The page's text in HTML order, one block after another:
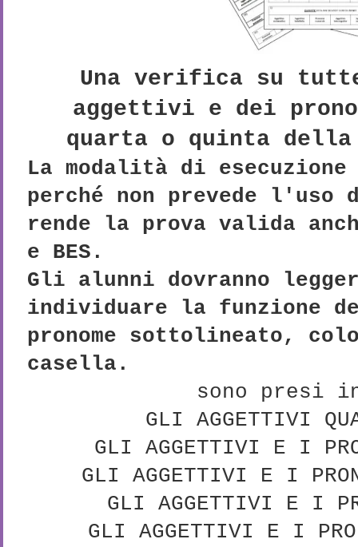
Una verifica su
aggettivi e dei
quarta o quinta
La modalità di
perché non prevede
rende la prova valida
e BES.
Gli alunni dovranno
individuare la funzione
pronome sottolineato,
casella.
sono presi
GLI AGGETTIVI
GLI AGGETTIVI E I
GLI AGGETTIVI E I
GLI AGGETTIVI E I
GLI AGGETTIVI E I